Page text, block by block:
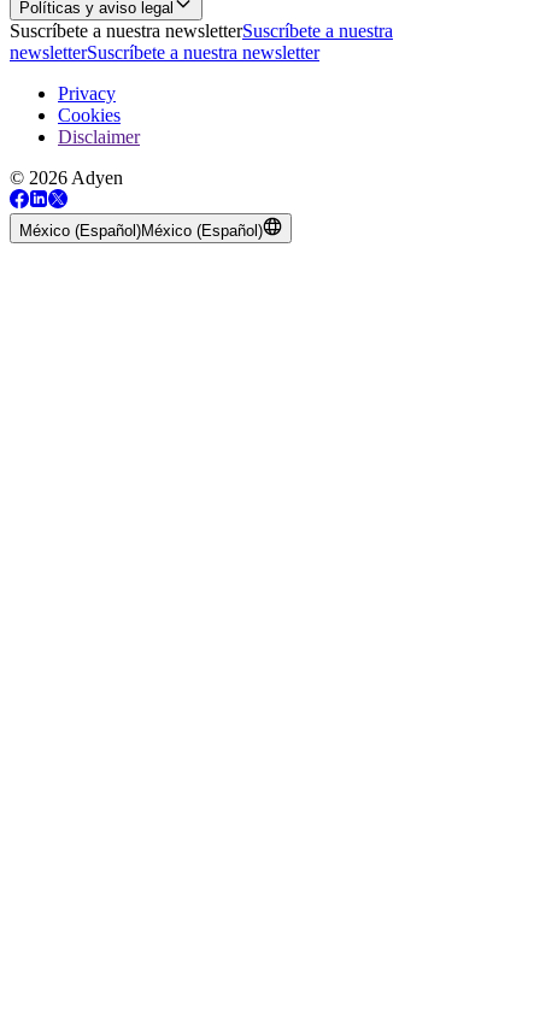
Políticas y aviso legal
Suscríbete a nuestra newsletterSuscríbete a nuestra
newsletterSuscríbete a nuestra newsletter
Privacy
Cookies
Disclaimer
© 2026 Adyen
México (Español)México (Español)